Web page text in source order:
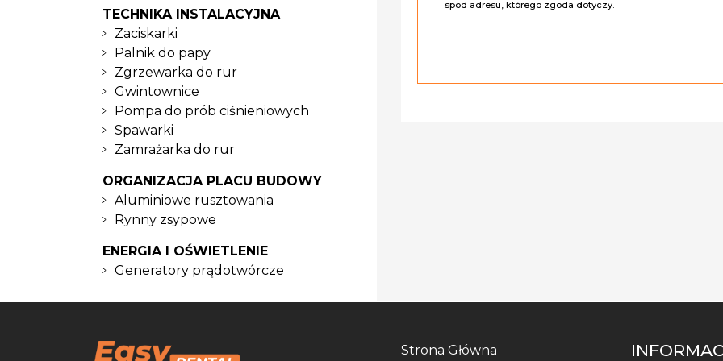
spod adresu, którego zgoda dotyczy.
TECHNIKA INSTALACYJNA
Zaciskarki
Palnik do papy
Zgrzewarka do rur
Gwintownice
Pompa do prób ciśnieniowych
Spawarki
Zamrażarka do rur
ORGANIZACJA PLACU BUDOWY
Aluminiowe rusztowania
Rynny zsypowe
ENERGIA I OŚWIETLENIE
Generatory prądotwórcze
Strona Główna